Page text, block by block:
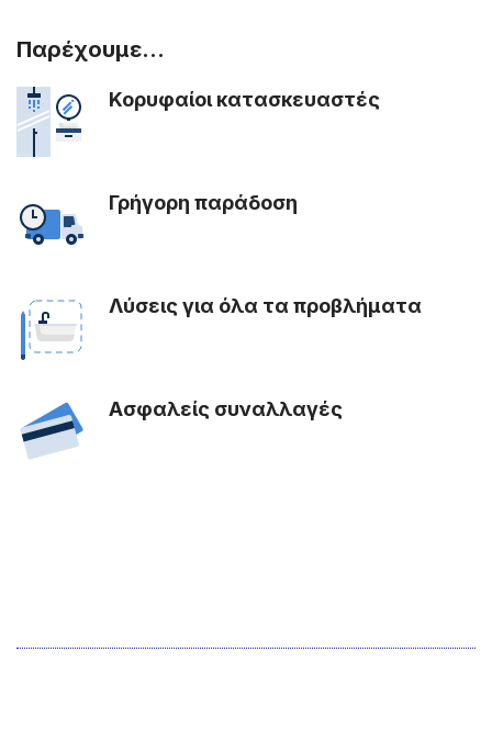
Παρέχουμε...
Κορυφαίοι κατασκευαστές
Γρήγορη παράδοση
Λύσεις για όλα τα προβλήματα
Ασφαλείς συναλλαγές